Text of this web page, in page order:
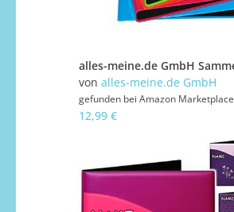
von alles-meine.de GmbH
gefunden bei Amazon Marketplace
12,99 €